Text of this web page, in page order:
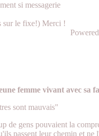
si messagerie
sur le fixe!) Merci !
femme vivant avec sa
sont mauvais"
de gens pouvaient la
passent leur chemin et